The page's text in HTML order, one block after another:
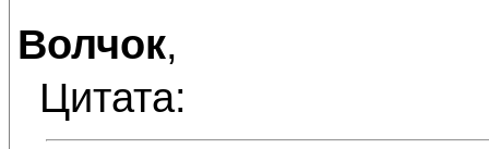
Волчок,
Цитата: